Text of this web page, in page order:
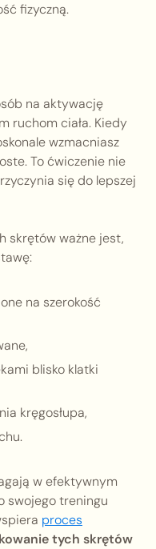
fizyczną.
na aktywację
ruchom ciała. Kiedy
wzmacniasz
To ćwiczenie nie
się do lepszej
skrętów ważne jest,
na szerokość
blisko klatki
kręgosłupa,
w efektywnym
swojego treningu
proces
tych skrętów